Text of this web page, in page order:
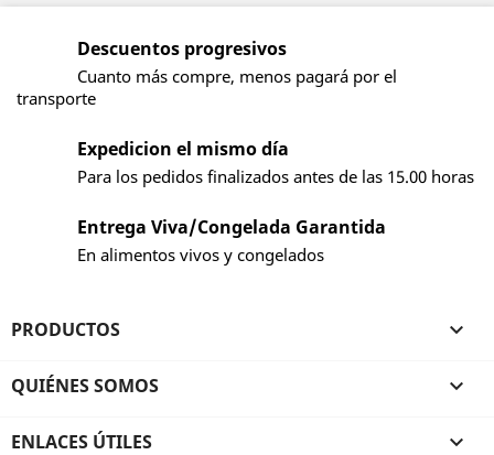
Descuentos progresivos
Cuanto más compre, menos pagará por el
transporte
Expedicion el mismo día
Para los pedidos finalizados antes de las 15.00 horas
Entrega Viva/Congelada Garantida
En alimentos vivos y congelados
PRODUCTOS 
QUIÉNES SOMOS 
ENLACES ÚTILES 